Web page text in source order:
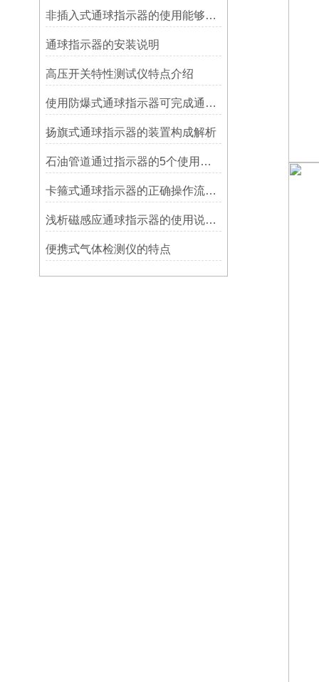
非插入式通球指示器的使用能够满足各类管道的要求
​通球指示器的安装说明
高压开关特性测试仪特点介绍
使用防爆式通球指示器可完成通球指示功能
扬旗式通球指示器的装置构成解析
石油管道通过指示器的5个使用说明
卡箍式通球指示器的正确操作流程介绍
浅析磁感应通球指示器的使用说明及特点
便携式气体检测仪的特点